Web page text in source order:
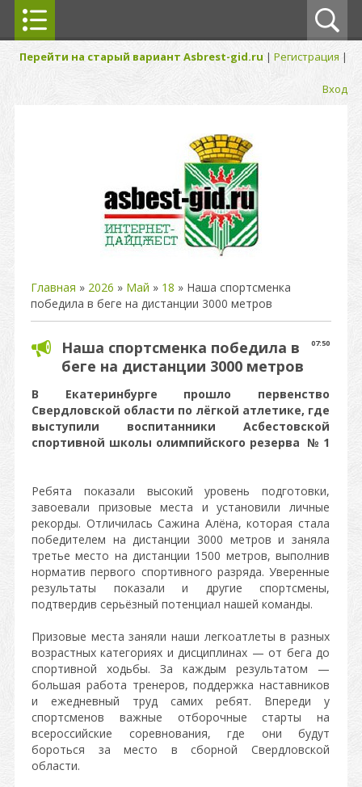
Перейти на старый вариант Asbrest-gid.ru | Регистрация |
Вход
Главная » 2026 » Май » 18 » Наша спортсменка
победила в беге на дистанции 3000 метров
07:50
Наша спортсменка победила в
беге на дистанции 3000 метров
В Екатеринбурге прошло первенство
Свердловской области по лёгкой атлетике, где
выступили воспитанники Асбестовской
спортивной школы олимпийского резерва № 1
Ребята показали высокий уровень подготовки,
завоевали призовые места и установили личные
рекорды. Отличилась Сажина Алёна, которая стала
победителем на дистанции 3000 метров и заняла
третье место на дистанции 1500 метров, выполнив
норматив первого спортивного разряда. Уверенные
результаты показали и другие спортсмены,
подтвердив серьёзный потенциал нашей команды.
Призовые места заняли наши легкоатлеты в разных
возрастных категориях и дисциплинах — от бега до
спортивной ходьбы. За каждым результатом —
большая работа тренеров, поддержка наставников
и ежедневный труд самих ребят. Впереди у
спортсменов важные отборочные старты на
всероссийские соревнования, где они будут
бороться за место в сборной Свердловской
области.